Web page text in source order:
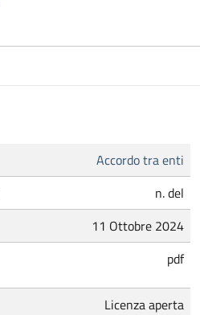
Accordo tra enti
n. del
11 Ottobre 2024
pdf
Licenza aperta